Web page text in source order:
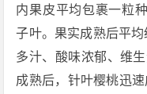
内果皮平均包裹一粒
子叶。果实成熟后平
多汁、酸味浓郁、维
成熟后，针叶樱桃迅